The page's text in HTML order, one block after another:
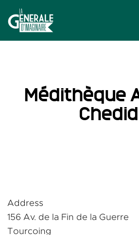
au
contenu
Médithèque
Chedid
Address
156 Av. de la Fin de la Guerre
Tourcoing